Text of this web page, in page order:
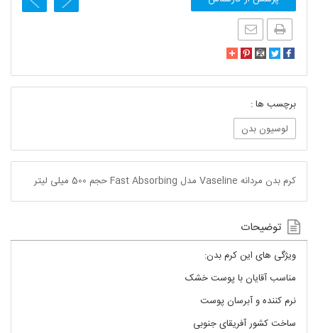
برچسب ها :
لوسیون بدن
کرم بدن مردانه Vaseline مدل Fast Absorbing حجم 500 میلی لیتر
توضیحات
ویژگی های این کرم بدن:
مناسب آقایان با پوست خشک
نرم کننده و آبرسان پوست
ساخت کشور آفریقای جنوبی